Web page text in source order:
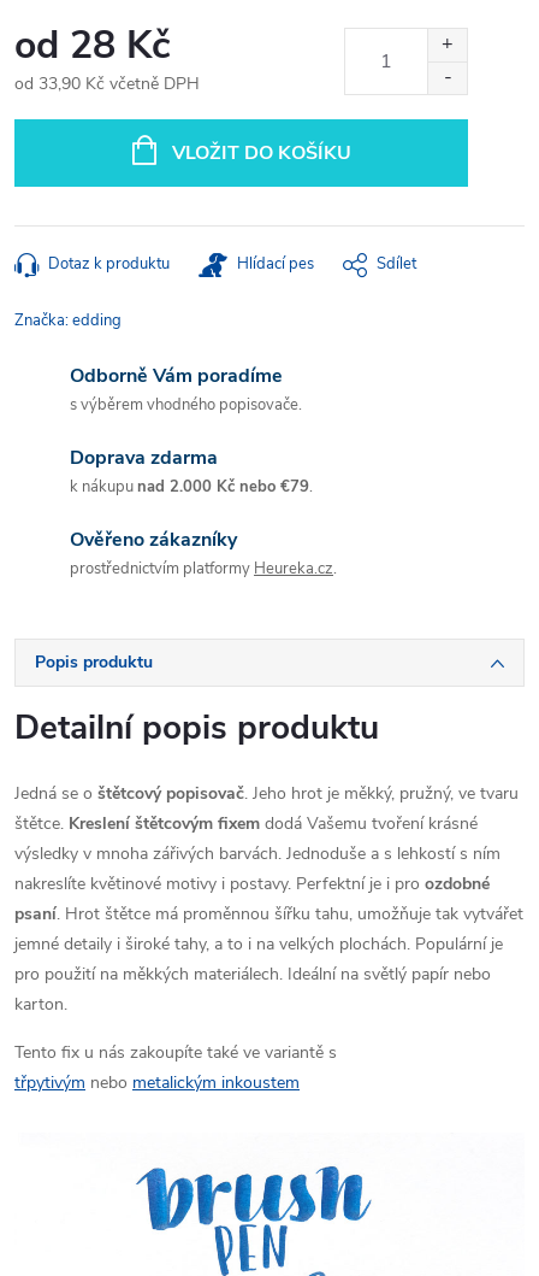
od 28 Kč
od 33,90 Kč včetně DPH
VLOŽIT DO KOŠÍKU
Dotaz k produktu Hlídací pes Sdílet
Značka:edding
Odborně Vám poradíme
s výběrem vhodného popisovače.
Doprava zdarma
k nákupunad 2.000 Kč nebo €79.
Ověřeno zákazníky
prostřednictvím platformy Heureka.cz.
Popis produktu
Detailní popis produktu
Jedná se o štětcový popisovač. Jeho hrot je měkký, pružný, ve tvaru
štětce. Kreslení štětcovým fixem dodá Vašemu tvoření krásné
výsledky v mnoha zářivých barvách. Jednoduše a s lehkostí s ním
nakreslíte květinové motivy i postavy. Perfektní je i pro ozdobné
psaní. Hrot štětce má proměnnou šířku tahu, umožňuje tak vytvářet
jemné detaily i široké tahy, a to i na velkých plochách. Populární je
pro použití na měkkých materiálech. Ideální na světlý papír nebo
karton.
Tento fix u nás zakoupíte také ve variantě s
třpytivým nebo metalickým inkoustem